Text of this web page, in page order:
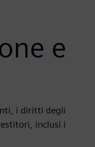
e
i diritti degli
inclusi i